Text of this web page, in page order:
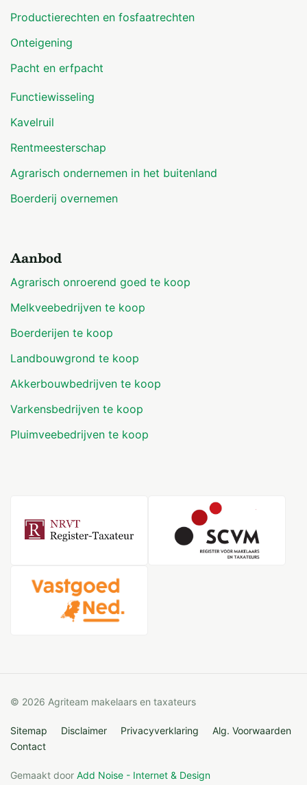
Productierechten en fosfaatrechten
Onteigening
Pacht en erfpacht
Functiewisseling
Kavelruil
Rentmeesterschap
Agrarisch ondernemen in het buitenland
Boerderij overnemen
Aanbod
Agrarisch onroerend goed te koop
Melkveebedrijven te koop
Boerderijen te koop
Landbouwgrond te koop
Akkerbouwbedrijven te koop
Varkensbedrijven te koop
Pluimveebedrijven te koop
© 2026 Agriteam makelaars en taxateurs
Sitemap Disclaimer Privacyverklaring
Alg. Voorwaarden
Contact
Gemaakt door Add Noise - Internet & Design